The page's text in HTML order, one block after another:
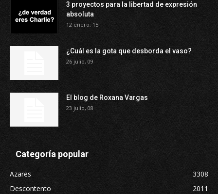
3 proyectos para la libertad de expresión
absoluta
12 enero, 15
¿Cuál es la gota que desborda el vaso?
26 julio, 09
El blog de Roxana Vargas
23 julio, 08
Categoría popular
Azares
3308
Descontento
2011